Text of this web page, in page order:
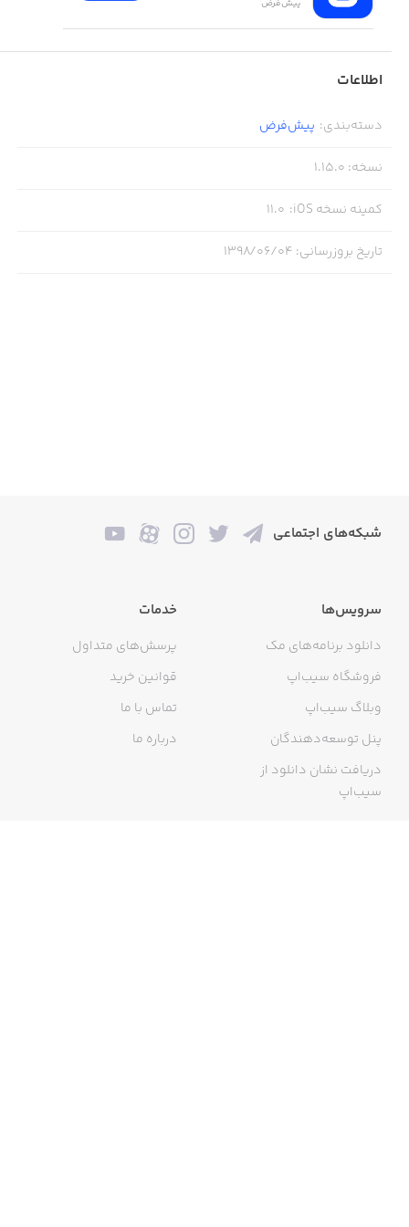
پیش‌فرض
اطلاعات
دسته‌بندی: پیش‌فرض
نسخه:
1.15.0
کمینه نسخه iOS :
11.0
تاریخ بروزرسانی: ۱۳۹۸/۰۶/۰۴
شبکه‌های اجتماعی
سرویس‌ها
دانلود برنامه‌های مک
فروشگاه سیب‌اپ
وبلاگ سیب‌اپ
پنل توسعه‌دهندگان
دریافت نشان دانلود از
سیب‌اپ
خدمات
پرسش‌های متداول
قوانین خرید
تماس با ما
درباره ما